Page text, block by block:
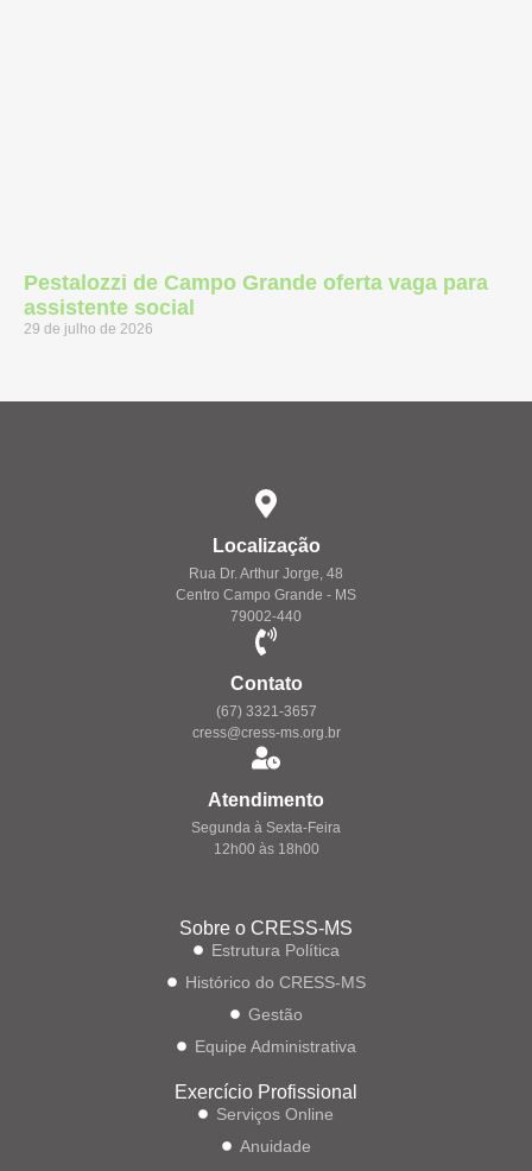
Pestalozzi de Campo Grande oferta vaga para
assistente social
29 de julho de 2026
Localização
Rua Dr. Arthur Jorge, 48
Centro Campo Grande - MS
79002-440
Contato
(67) 3321-3657
cress@cress-ms.org.br
Atendimento
Segunda à Sexta-Feira
12h00 às 18h00
Sobre o CRESS-MS
Estrutura Política
Histórico do CRESS-MS
Gestão
Equipe Administrativa
Exercício Profissional
Serviços Online
Anuidade